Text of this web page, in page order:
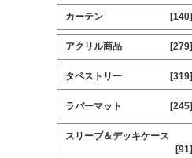
カーテン [140]
アクリル商品 [279]
タペストリー [319]
ラバーマット [245]
スリーブ＆デッキケース
[91]